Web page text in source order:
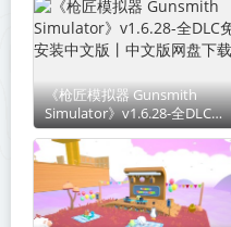
《枪匠模拟器 Gunsmith
Simulator》v1.6.28-全DLC免
安装中文版丨中文版网盘下载